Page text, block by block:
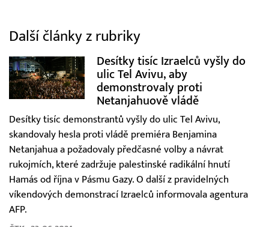
Další články z rubriky
Desítky tisíc Izraelců vyšly do
ulic Tel Avivu, aby
demonstrovaly proti
Netanjahuově vládě
Desítky tisíc demonstrantů vyšly do ulic Tel Avivu,
skandovaly hesla proti vládě premiéra Benjamina
Netanjahua a požadovaly předčasné volby a návrat
rukojmích, které zadržuje palestinské radikální hnutí
Hamás od října v Pásmu Gazy. O další z pravidelných
víkendových demonstrací Izraelců informovala agentura
AFP.